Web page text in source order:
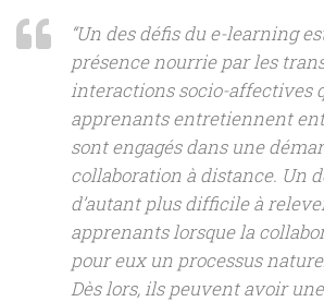
“Un des défis du e-learning
présence nourrie par les
interactions socio-affectives
apprenants entretiennent
sont engagés dans une
collaboration à distance. Un
d’autant plus difficile à
apprenants lorsque la
pour eux un processus
Dès lors, ils peuvent avoir